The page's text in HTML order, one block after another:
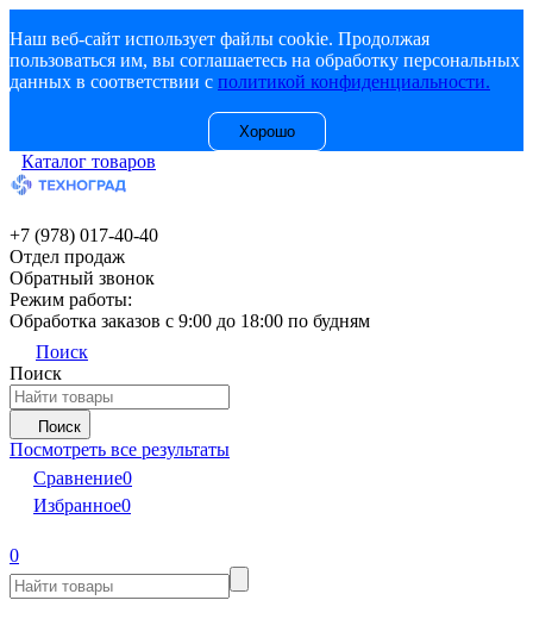
Наш веб-сайт использует файлы cookie. Продолжая
пользоваться им, вы соглашаетесь на обработку персональных
данных в соответствии с политикой конфиденциальности.
Хорошо
Каталог товаров
+7 (978) 017-40-40
Отдел продаж
Обратный звонок
Режим работы:
Обработка заказов с 9:00 до 18:00 по будням
Поиск
Поиск
Поиск
Посмотреть все результаты
Сравнение0
Избранное0
0